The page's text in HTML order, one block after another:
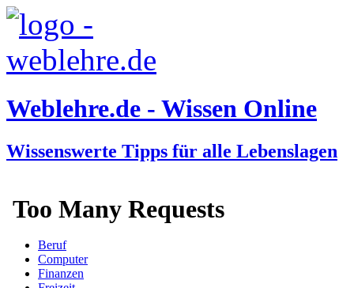
Weblehre.de - Wissen Online
Wissenswerte Tipps für alle Lebenslagen
Beruf
Computer
Finanzen